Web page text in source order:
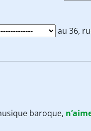
au 36,
baroque,